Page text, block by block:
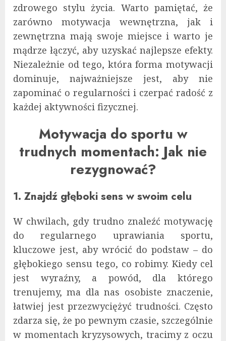
zdrowego stylu życia. Warto pamiętać, że
zarówno motywacja wewnętrzna, jak i
zewnętrzna mają swoje miejsce i warto je
mądrze łączyć, aby uzyskać najlepsze efekty.
Niezależnie od tego, która forma motywacji
dominuje, najważniejsze jest, aby nie
zapominać o regularności i czerpać radość z
każdej aktywności fizycznej.
Motywacja do sportu w
trudnych momentach: Jak nie
rezygnować?
1. Znajdź głęboki sens w swoim celu
W chwilach, gdy trudno znaleźć motywację
do regularnego uprawiania sportu,
kluczowe jest, aby wrócić do podstaw – do
głębokiego sensu tego, co robimy. Kiedy cel
jest wyraźny, a powód, dla którego
trenujemy, ma dla nas osobiste znaczenie,
łatwiej jest przezwyciężyć trudności. Często
zdarza się, że po pewnym czasie, szczególnie
w momentach kryzysowych, tracimy z oczu